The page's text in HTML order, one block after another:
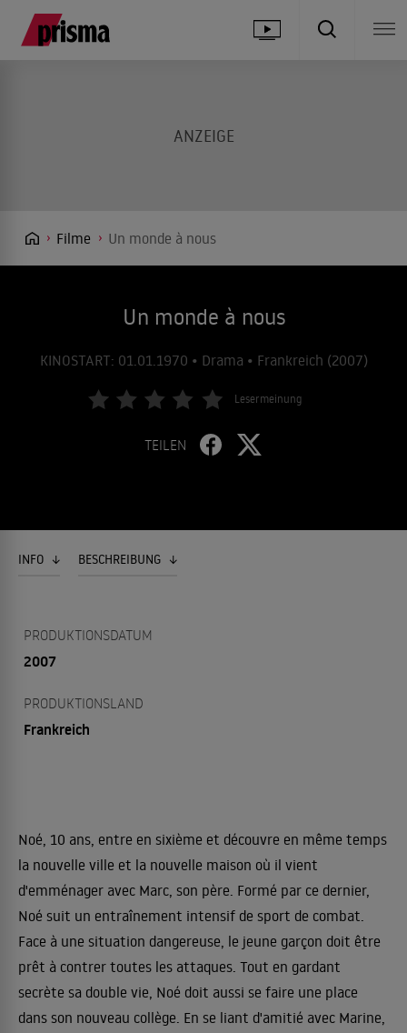
Filme Un monde à nous
Un monde à nous
KINOSTART: 01.01.1970 • Drama • Frankreich (2007)
Lesermeinung
TEILEN
INFO BESCHREIBUNG
PRODUKTIONSDATUM
2007
PRODUKTIONSLAND
Frankreich
Noé, 10 ans, entre en sixième et découvre en même temps
la nouvelle ville et la nouvelle maison où il vient
d'emménager avec Marc, son père. Formé par ce dernier,
Noé suit un entraînement intensif de sport de combat.
Face à une situation dangereuse, le jeune garçon doit être
prêt à contrer toutes les attaques. Tout en gardant
secrète sa double vie, Noé doit aussi se faire une place
dans son nouveau collège. En se liant d'amitié avec Marine,